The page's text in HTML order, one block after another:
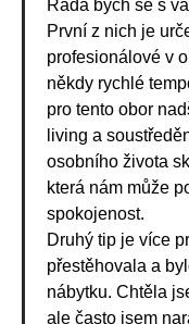
Ráda bych se s
První z nich je
profesionálové v
někdy rychlé
pro tento obor
living a
osobního života
která nám může
spokojenost.
Druhý tip je více
přestěhovala a
nábytku. Chtěla
ale často jsem